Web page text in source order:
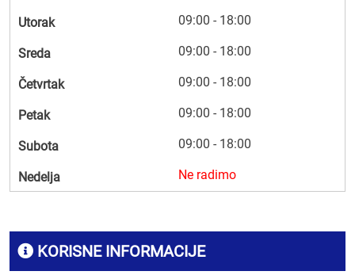
KORISNE INFORMACIJE
Utorak 09:00 - 18:00
Sreda 09:00 - 18:00
Četvrtak 09:00 - 18:00
Petak 09:00 - 18:00
Subota 09:00 - 18:00
Nedelja Ne radimo